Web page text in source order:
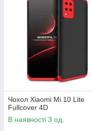
Чохол Xiaomi Mi 10 Lite
Fullcover 4D
В наявності 3 од.